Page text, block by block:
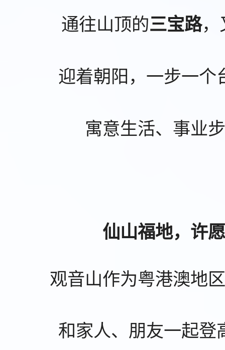
通往山顶的三宝路，
迎着朝阳，一步一个
寓意生活、事业
仙山福地，许
观音山作为粤港澳地
和家人、朋友一起登